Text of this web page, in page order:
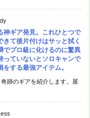
神ギア発見。これひとつで
て後片付けはサッと拭く
でプロ級に化けるのに驚異
っていないとソロキャンで
する最強アイテム。
跡のギアを紹介します。屋